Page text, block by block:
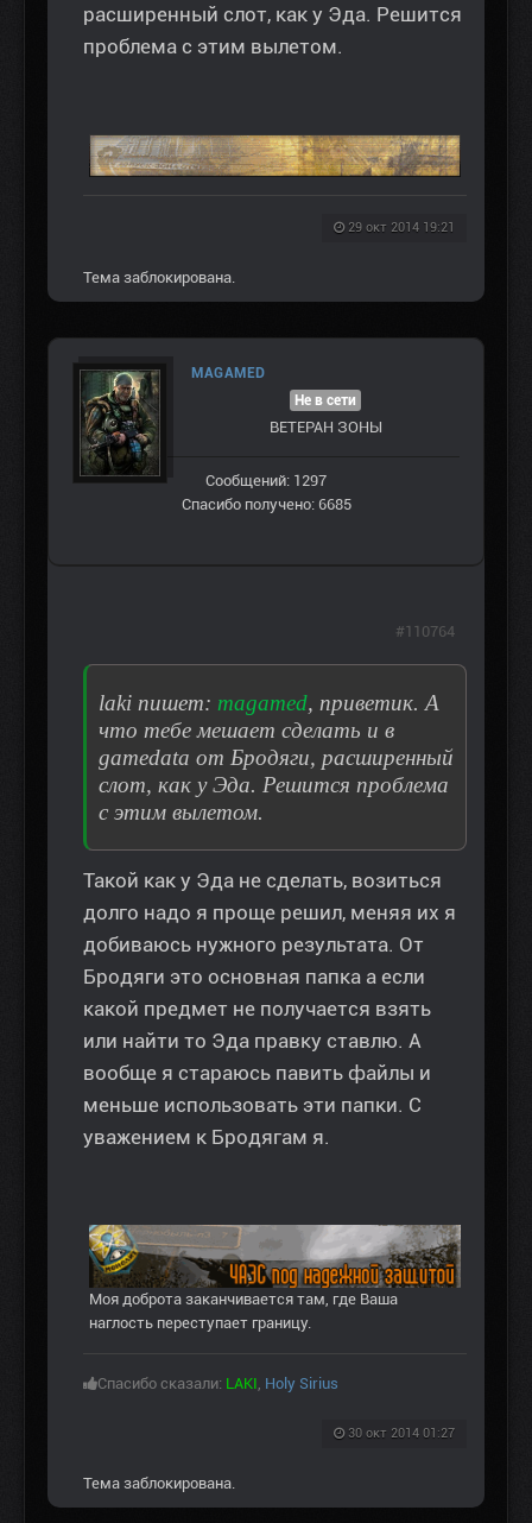
расширенный слот, как у Эда. Решится
проблема с этим вылетом.
29 окт 2014 19:21
Тема заблокирована.
MAGAMED
Не в сети
ВЕТЕРАН ЗOНЫ
Сообщений: 1297
Спасибо получено: 6685
laki пишет: magamed, приветик. А
что тебе мешает сделать и в
gamedata от Бродяги, расширенный
слот, как у Эда. Решится проблема
с этим вылетом.
Такой как у Эда не сделать, возиться
долго надо я проще решил, меняя их я
добиваюсь нужного результата. От
Бродяги это основная папка а если
какой предмет не получается взять
или найти то Эда правку ставлю. А
вообще я стараюсь павить файлы и
меньше использовать эти папки. С
уважением к Бродягам я.
Моя доброта заканчивается там, где Ваша
наглость переступает границу.
Спасибо сказали: LAKI, Holy Sirius
30 окт 2014 01:27
#110764
Тема заблокирована.